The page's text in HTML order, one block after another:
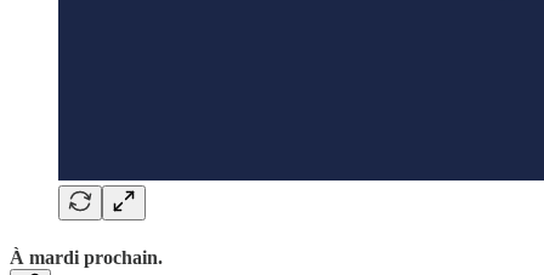
À mardi prochain.